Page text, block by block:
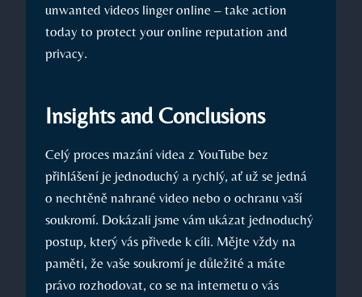
unwanted videos linger online – take action
today to protect your online reputation and
privacy.
Insights and Conclusions
Celý proces mazání videa z YouTube bez
přihlášení je jednoduchý a rychlý, ať už se jedná
o nechtěně nahrané video nebo o ochranu vaší
soukromí. Dokázali jsme vám ukázat jednoduchý
postup, který vás přivede k cíli. Mějte vždy na
paměti, že vaše soukromí je důležité a máte
právo rozhodovat, co se na internetu o vás